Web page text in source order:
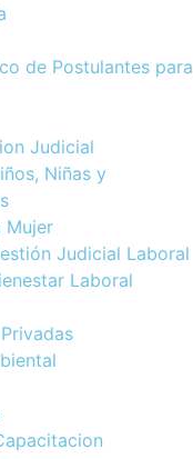
de Postulantes para
Judicial
Niñas y
Mujer
Judicial Laboral
Laboral